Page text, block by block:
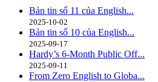
Bản tin số 11 của English...
2025-10-02
Bản tin số 10 của English...
2025-09-17
Hardy’s 6-Month Public Off...
2025-09-11
From Zero English to Globa...